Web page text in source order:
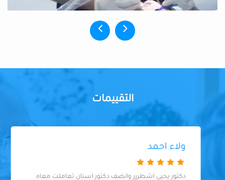
التقييمات
ولاء احمد
دكتور يحيى اشطررر وانضف دكتور اسنان تعاملت معاه